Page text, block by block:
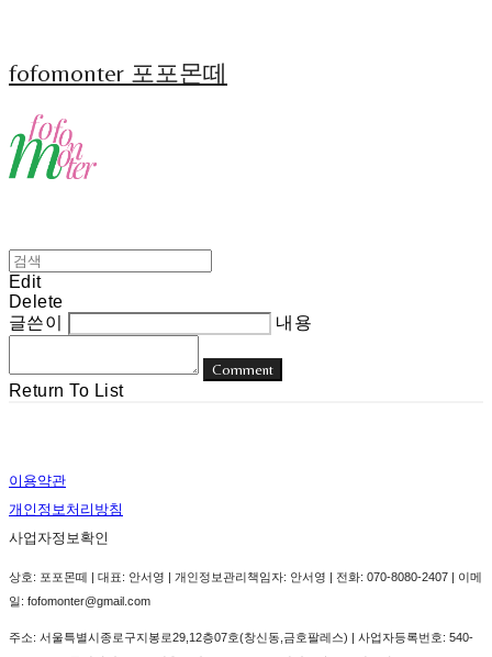
fofomonter 포포몬떼
Edit
Delete
글쓴이
내용
Comment
Return To List
이용약관
개인정보처리방침
사업자정보확인
상호: 포포몬떼 | 대표: 안서영 | 개인정보관리책임자: 안서영 | 전화: 070-8080-2407 | 이메
일: fofomonter@gmail.com
주소: 서울특별시종로구지봉로29,12층07호(창신동,금호팔레스) | 사업자등록번호: 540-